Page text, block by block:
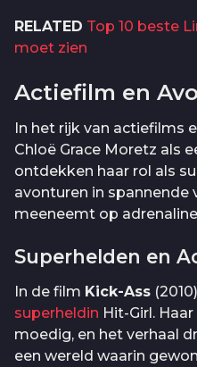
RELATED Top 10 beste
moet zien
Actiefilm en
In het rijk van actiefilms
Chloë Grace Moretz als
ontdekken haar rol als
avonturen in spannende
meeneemt op
Superhelden en
In de film Kick-Ass
superheldin Hit-Girl.
moedig, en het verhaal
een wereld waarin